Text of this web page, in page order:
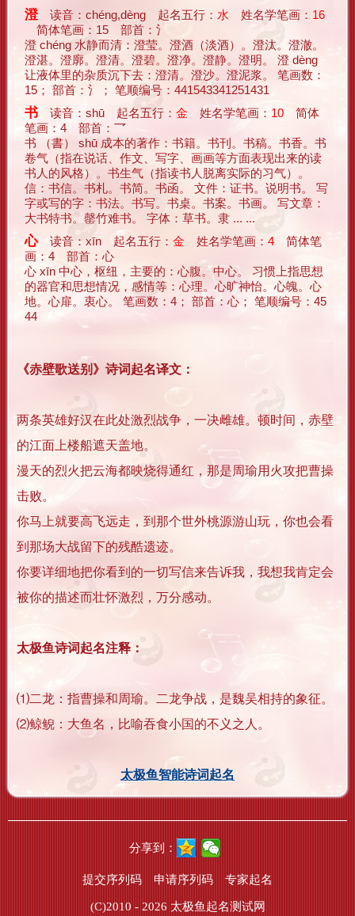
澄 读音：chéng,dèng 起名五行： 水 姓名学笔画： 16
简体笔画：15 部首：氵
澄 chéng 水静而清：澄莹。澄酒（淡酒）。澄汰。澄澈。
澄湛。澄廓。澄清。澄碧。澄净。澄静。澄明。 澄 dèng
让液体里的杂质沉下去：澄清。澄沙。澄泥浆。 笔画数：
15； 部首：氵； 笔顺编号：441543341251431
书 读音：shū 起名五行： 金 姓名学笔画： 10 简体
笔画：4 部首：乛
书 （書） shū 成本的著作：书籍。书刊。书稿。书香。书
卷气（指在说话、作文、写字、画画等方面表现出来的读
书人的风格）。书生气（指读书人脱离实际的习气）。
信：书信。书札。书简。书函。 文件：证书。说明书。 写
字或写的字：书法。书写。书桌。书案。书画。 写文章：
大书特书。罄竹难书。 字体：草书。隶 ... ...
心读音：xīn 起名五行： 金 姓名学笔画： 4 简体笔
画：4 部首：心
心 xīn 中心，枢纽，主要的：心腹。中心。 习惯上指思想
的器官和思想情况，感情等：心理。心旷神怡。心魄。心
地。心扉。衷心。 笔画数：4； 部首：心； 笔顺编号：45
44
《赤壁歌送别》诗词起名译文：
两条英雄好汉在此处激烈战争，一决雌雄。顿时间，赤壁
的江面上楼船遮天盖地。
漫天的烈火把云海都映烧得通红，那是周瑜用火攻把曹操
击败。
你马上就要高飞远走，到那个世外桃源游山玩，你也会看
到那场大战留下的残酷遗迹。
你要详细地把你看到的一切写信来告诉我，我想我肯定会
被你的描述而壮怀激烈，万分感动。
太极鱼诗词起名注释：
⑴二龙：指曹操和周瑜。二龙争战，是魏吴相持的象征。
⑵鲸鲵：大鱼名，比喻吞食小国的不义之人。
太极鱼智能诗词起名
分享到：
提交序列码 申请序列码 专家起名
(C)2010 - 2026 太极鱼起名测试网